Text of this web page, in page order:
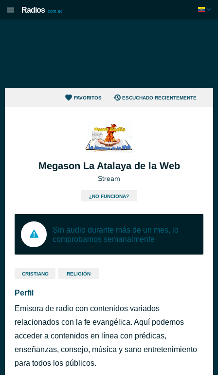
Radios .com.ec
FAVORITOS ESCUCHADO RECIENTEMENTE
Megason La Atalaya de la Web
Stream
¿NO FUNCIONA?
Sin audio durante más de un mes, lo
comprobamos semanalmente
CRISTIANO RELIGIÓN
Perfil
Emisora de radio con contenidos variados
relacionados con la fe evangélica. Aquí podemos
acceder a contenidos en línea con prédicas,
enseñanzas, consejo, música y sano entretenimiento
para todos los públicos.